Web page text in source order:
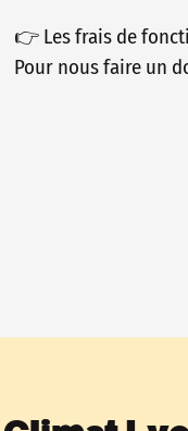
👉 Les frais de
Pour nous faire un